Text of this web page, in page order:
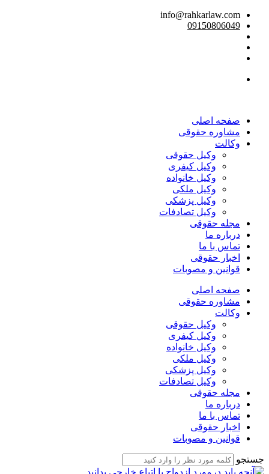
info@rahkarlaw.com
09150806049
صفحه اصلی
مشاوره حقوقی
وکالت
وکیل حقوقی
وکیل کیفری
وکیل خانواده
وکیل ملکی
وکیل پزشکی
وکیل تصادفات
مجله حقوقی
درباره ما
تماس با ما
اخبار حقوقی
قوانین و مصوبات
صفحه اصلی
مشاوره حقوقی
وکالت
وکیل حقوقی
وکیل کیفری
وکیل خانواده
وکیل ملکی
وکیل پزشکی
وکیل تصادفات
مجله حقوقی
درباره ما
تماس با ما
اخبار حقوقی
قوانین و مصوبات
جستجو